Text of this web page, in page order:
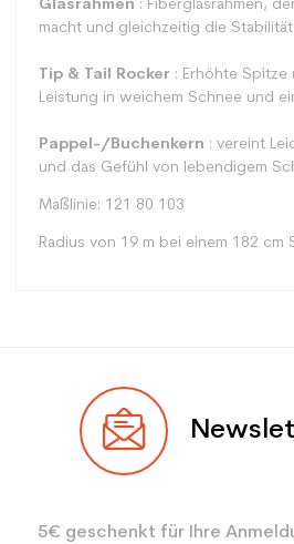
Glasrahmen : Fiberglasrahmen,
macht und gleichzeitig die
Tip & Tail Rocker : Erhöhte
Leistung in weichem Schnee und
Pappel-/Buchenkern : vereint
und das Gefühl von lebendigem
Maßlinie: 121 80 103
Radius von 19 m bei einem 182 cm
Benutzer
Farbe
5€ geschenkt für Ihre